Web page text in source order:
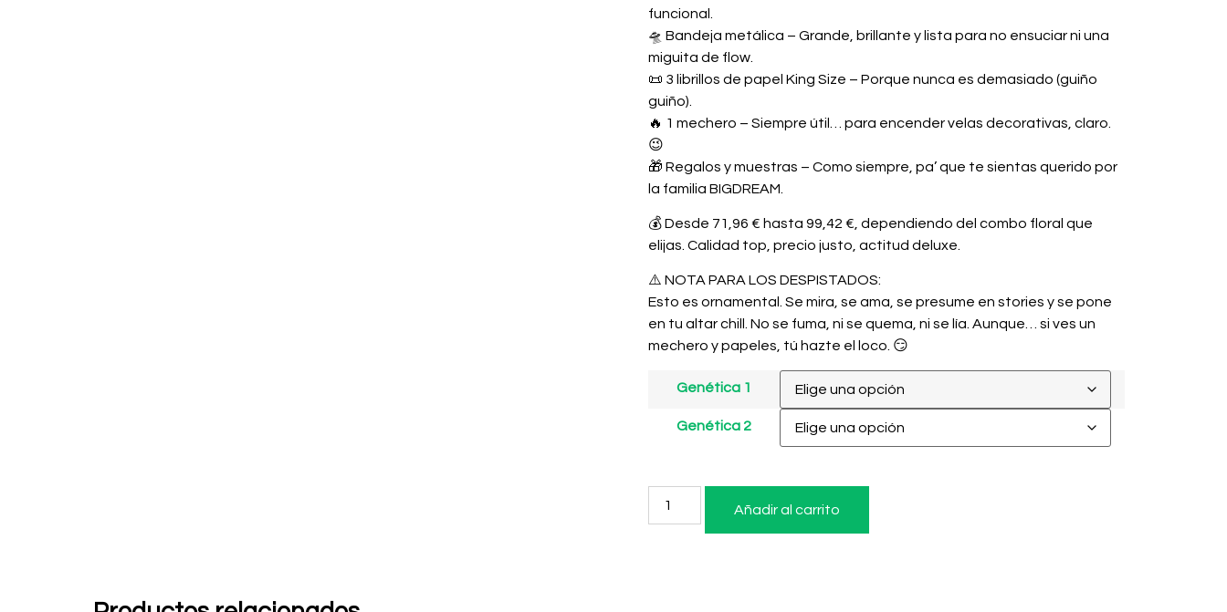
funcional.
🛸 Bandeja metálica – Grande, brillante y lista para no ensuciar ni una
miguita de flow.
📜 3 librillos de papel King Size – Porque nunca es demasiado (guiño
guiño).
🔥 1 mechero – Siempre útil… para encender velas decorativas, claro.
😉
🎁 Regalos y muestras – Como siempre, pa’ que te sientas querido por
la familia BIGDREAM.
💰 Desde 71,96 € hasta 99,42 € , dependiendo del combo floral que
elijas. Calidad top, precio justo, actitud deluxe.
⚠️ NOTA PARA LOS DESPISTADOS:
Esto es ornamental . Se mira, se ama, se presume en stories y se pone
en tu altar chill. No se fuma, ni se quema, ni se lía. Aunque… si ves un
mechero y papeles, tú hazte el loco. 😏
Genética 1
Genética 2
Añadir al carrito